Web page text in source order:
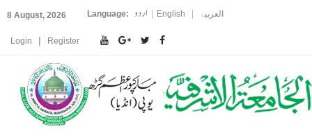
8 August, 2026 Language: اردو | English | العربیۃ
Login | Register